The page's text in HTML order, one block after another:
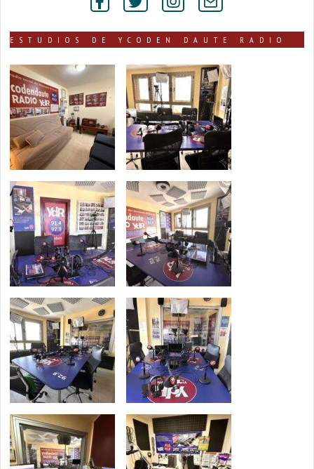
ESTUDIOS DE YCODEN DAUTE RADIO